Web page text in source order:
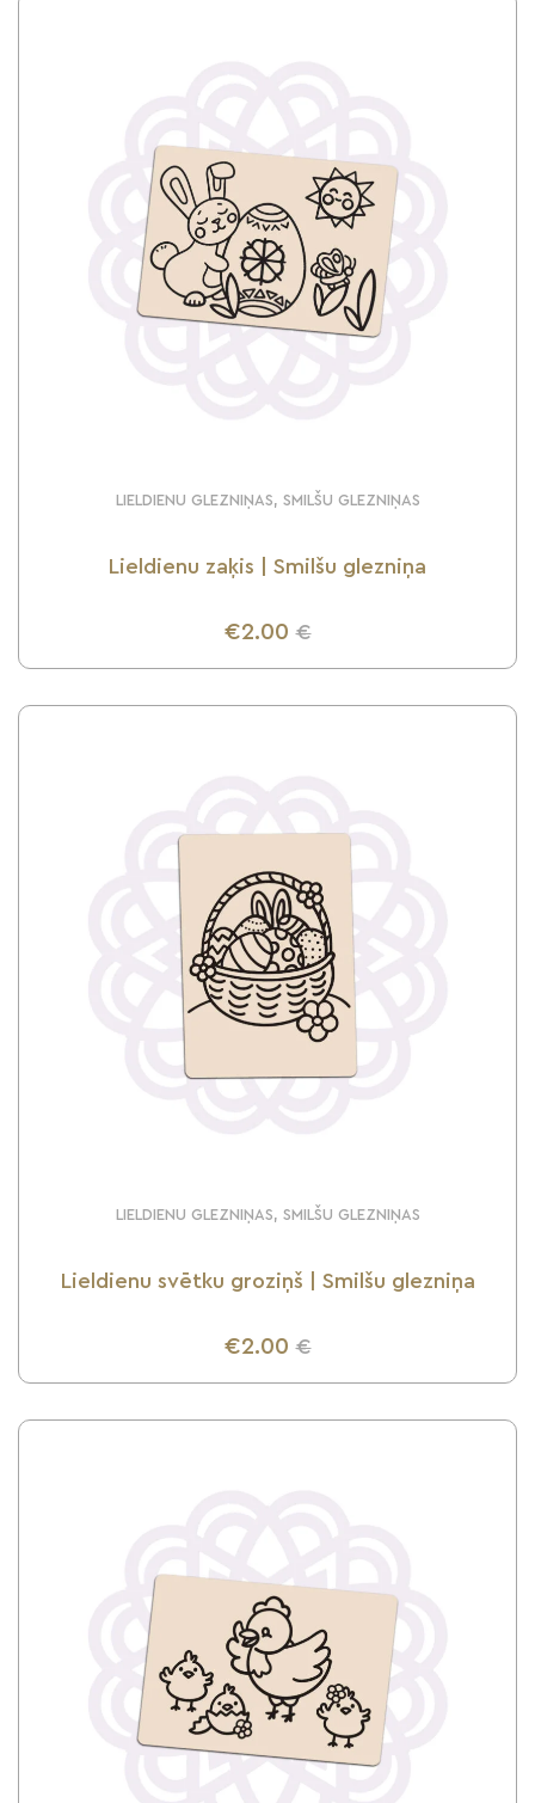
LIELDIENU GLEZNIŅAS, SMILŠU GLEZNIŅAS
Lieldienu zaķis | Smilšu glezniņa
€2.00 €
UZZINI VAIRĀK
LIELDIENU GLEZNIŅAS, SMILŠU GLEZNIŅAS
Lieldienu svētku groziņš | Smilšu glezniņa
€2.00 €
UZZINI VAIRĀK